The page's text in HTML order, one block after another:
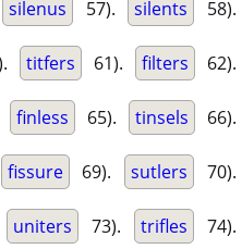
silenus 57). silents 58).
titfers 61). filters 62).
finless 65). tinsels 66).
fissure 69). sutlers 70).
uniters 73). trifles 74).